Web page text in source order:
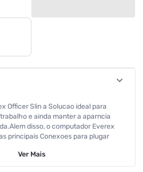
Officer Slin a Solucao ideal para
e ainda manter a aparncia
disso, o computador Everex
principais Conexoes para plugar
para manter a produtividade
Ver Mais